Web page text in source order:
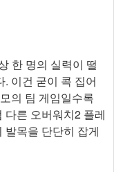
한 명의 실력이 떨
이건 굳이 콕 집어
의 팀 게임일수록
다른 오버워치2 플레
발목을 단단히 잡게